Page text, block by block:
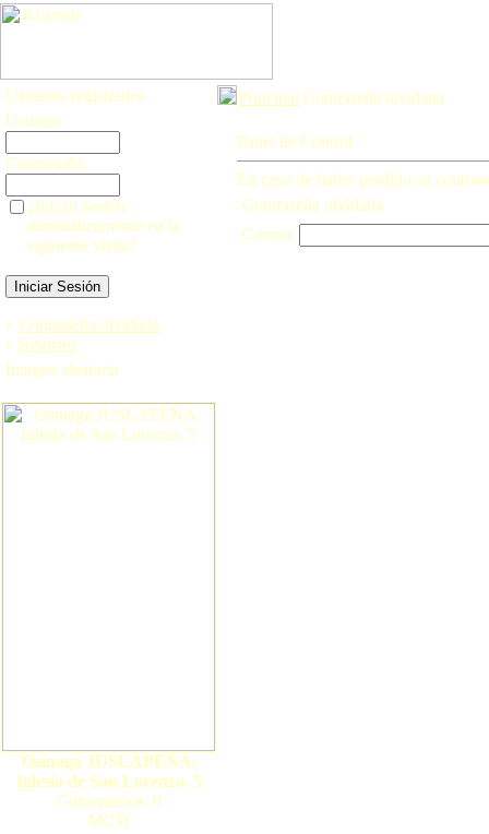
Usuarios registrados
Usuario:
Contraseña:
¿Iniciar sesión
automáticamente en la
siguiente visita?
» Contraseña olvidada
» Registro
Imagen aleatoria
Osinaga JUSLAPEÑA.
Iglesia de San Lorenzo. 5
Comentarios: 0
MCM
Principal Contraseña olvidada
Panel de Control
En caso de haber perdido su
Contraseña olvidada
Correo: